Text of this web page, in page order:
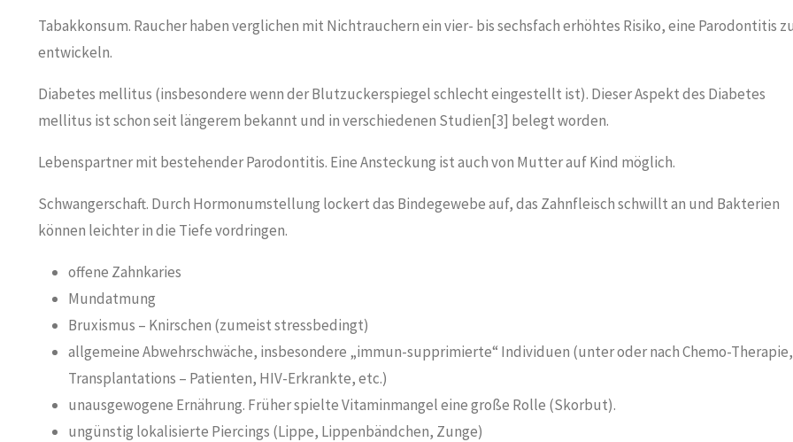
Tabakkonsum. Raucher haben verglichen mit Nichtrauchern ein vier- bis sechsfach erhöhtes Risiko, eine Parodontitis
entwickeln.
Diabetes mellitus (insbesondere wenn der Blutzuckerspiegel schlecht eingestellt ist). Dieser Aspekt des Diabetes
mellitus ist schon seit längerem bekannt und in verschiedenen Studien[3] belegt worden.
Lebenspartner mit bestehender Parodontitis. Eine Ansteckung ist auch von Mutter auf Kind möglich.
Schwangerschaft. Durch Hormonumstellung lockert das Bindegewebe auf, das Zahnfleisch schwillt an und Bakterien
können leichter in die Tiefe vordringen.
offene Zahnkaries
Mundatmung
Bruxismus – Knirschen (zumeist stressbedingt)
allgemeine Abwehrschwäche, insbesondere „immun-supprimierte“ Individuen (unter oder nach Chemo-Therapie,
Transplantations – Patienten, HIV-Erkrankte, etc.)
unausgewogene Ernährung. Früher spielte Vitaminmangel eine große Rolle (Skorbut).
ungünstig lokalisierte Piercings (Lippe, Lippenbändchen, Zunge)